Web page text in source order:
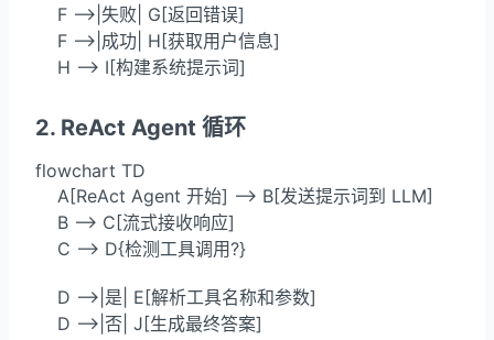
    F -->|失败| G[返回错误]
    F -->|成功| H[获取用户信息]
    H --> I[构建系统提示词]
2. ReAct Agent 循环
flowchart TD
    A[ReAct Agent 开始] --> B[发送提示词到 LLM]
    B --> C[流式接收响应]
    C --> D{检测工具调用?}
    D -->|是| E[解析工具名称和参数]
    D -->|否| J[生成最终答案]